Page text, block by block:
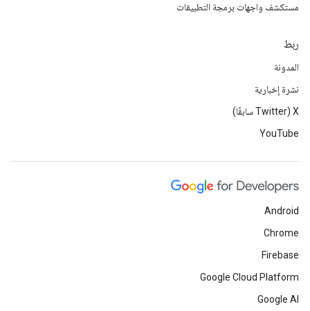
مستكشف واجهات برمجة التطبيقات
ربط
المدونة
نشرة إخبارية
‫X ‏(Twitter سابقًا)
YouTube
Android
Chrome
Firebase
Google Cloud Platform
Google AI